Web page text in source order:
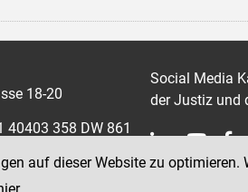
18-20
40403 358 DW 861
358 865
Social Media
der Justiz und
auf dieser Website zu